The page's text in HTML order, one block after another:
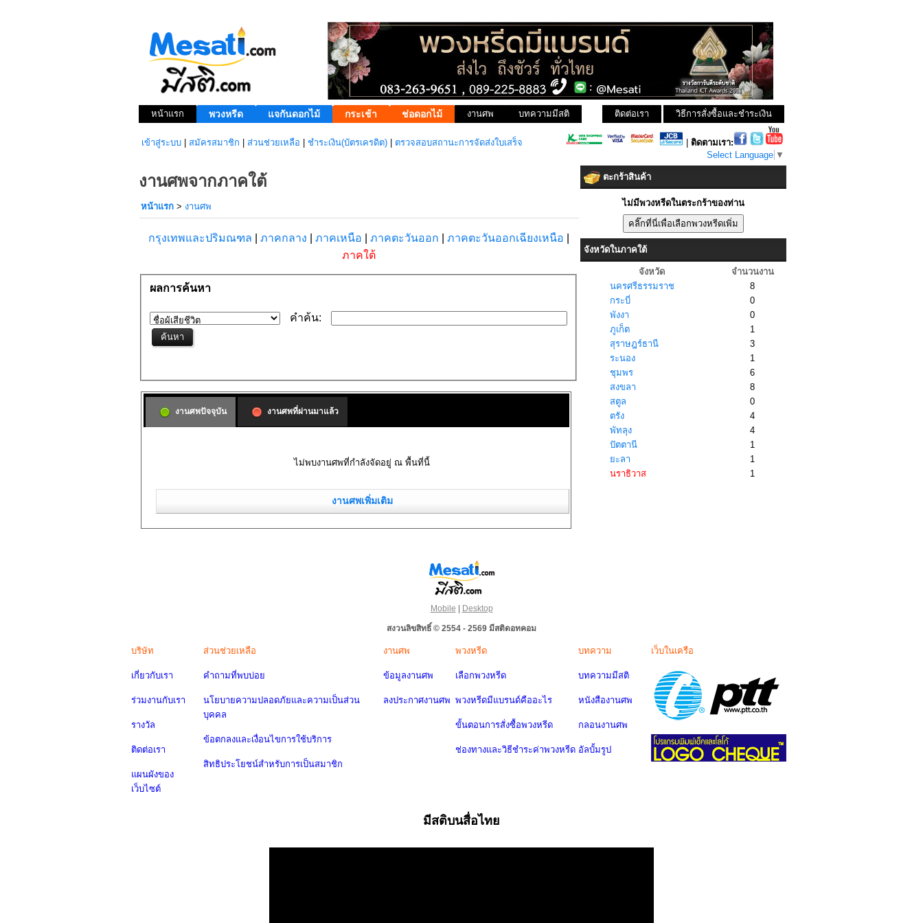
หน้าแรก พวงหรีด แจกันดอกไม้ กระเช้า ช่อดอกไม้ งานศพ บทความมีสติ วิธีการสั่งซื้อและชำระเงิน
ติดต่อเรา
เข้าสู่ระบบ สมัครสมาชิก ส่วนช่วยเหลือ ชำระเงิน(บัตรเครดิต) ตรวจสอบสถานะการจัดส่งใบเสร็จ
ติดตามเรา:
Select Language ▼
งานศพจากภาคใต้
หน้าแรก > งานศพ
กรุงเทพและปริมณฑล ภาคกลาง ภาคเหนือ ภาคตะวันออก ภาคตะวันออกเฉียงเหนือ
ภาคใต้
ผลการค้นหา
คำค้น:
งานศพปัจจุบัน งานศพที่ผ่านมาแล้ว
ไม่พบงานศพที่กำลังจัดอยู่ ณ พื้นที่นี้
งานศพเพิ่มเติม
ตะกร้าสินค้า
ไม่มีพวงหรีดในตระกร้าของท่าน
จังหวัดในภาคใต้
จังหวัด
จำนวนงาน
นครศรีธรรมราช
8
กระบี่
0
พังงา
0
ภูเก็ต
1
สุราษฎร์ธานี
3
ระนอง
1
ชุมพร
6
สงขลา
8
สตูล
0
ตรัง
4
พัทลุง
4
ปัตตานี
1
ยะลา
1
นราธิวาส
1
Mobile | Desktop
สงวนลิขสิทธิ์ © 2554 - 2569 มีสติดอทคอม
บริษัท
เกี่ยวกับเรา
ร่วมงานกับเรา
รางวัล
ติดต่อเรา
แผนผังของ
เว็บไซต์
ส่วนช่วยเหลือ
คำถามที่พบบ่อย
นโยบายความปลอดภัยและความเป็นส่วน
บุคคล
ข้อตกลงและเงื่อนไขการใช้บริการ
สิทธิประโยชน์สำหรับการเป็นสมาชิก
งานศพ
ข้อมูลงานศพ
ลงประกาศงานศพ
พวงหรีด
เลือกพวงหรีด
พวงหรีดมีแบรนด์คืออะไร
ขั้นตอนการสั่งซื้อพวงหรีด
ช่องทางและวิธีชำระค่าพวงหรีด
บทความ
บทความมีสติ
หนังสืองานศพ
กลอนงานศพ
อัลบั้มรูป
เว็บในเครือ
มีสติบนสื่อไทย